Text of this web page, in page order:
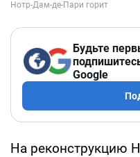
Будьте
Google
На реконструкцию